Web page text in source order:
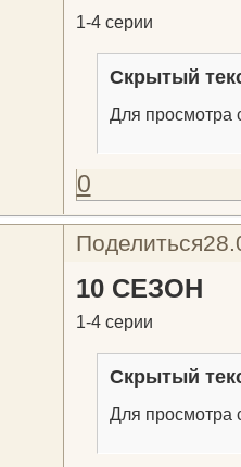
1-4 серии
Скрытый
Для просмотра
0
Поделиться
10 СЕЗОН
1-4 серии
Скрытый
Для просмотра